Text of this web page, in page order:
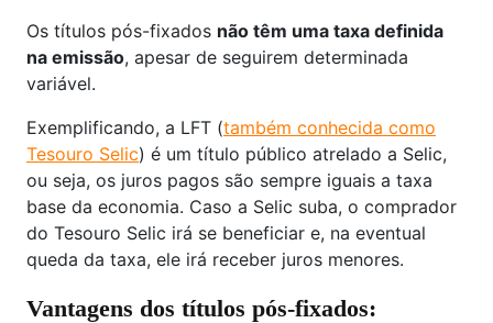
Os títulos pós-fixados não têm uma taxa definida
na emissão, apesar de seguirem determinada
variável.
Exemplificando, a LFT (também conhecida como
Tesouro Selic) é um título público atrelado a Selic,
ou seja, os juros pagos são sempre iguais a taxa
base da economia. Caso a Selic suba, o comprador
do Tesouro Selic irá se beneficiar e, na eventual
queda da taxa, ele irá receber juros menores.
Vantagens dos títulos pós-fixados: